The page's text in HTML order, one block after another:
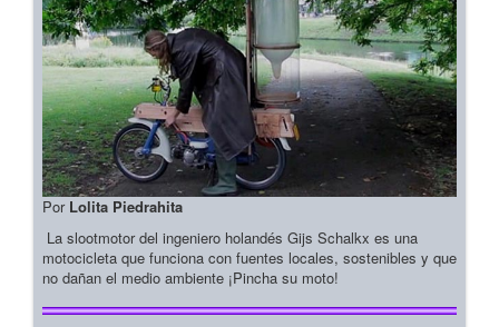
Por Lolita Piedrahita
La slootmotor del ingeniero holandés Gijs Schalkx es una
motocicleta que funciona con fuentes locales, sostenibles y que
no dañan el medio ambiente ¡Pincha su moto!